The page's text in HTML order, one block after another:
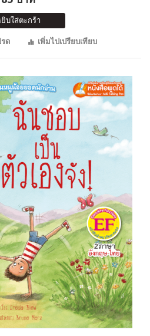
บใส่ตะกร้า
ด
เพิ่มไปเปรียบเทียบ